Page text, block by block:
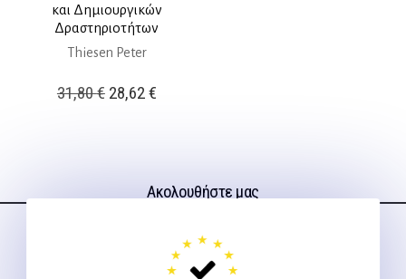
και Δημιουργικών
Δραστηριοτήτων
Thiesen Peter
31,80€ Original
28,62€Η
28,62 €.
Ακολουθήστε μας